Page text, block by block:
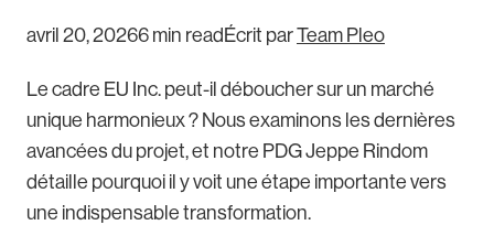
avril 20, 20266 min read Écrit parTeam Pleo
Le cadre EU Inc. peut-il déboucher sur un marché
unique harmonieux ? Nous examinons les dernières
avancées du projet, et notre PDG Jeppe Rindom
détaille pourquoi il y voit une étape importante vers
une indispensable transformation.